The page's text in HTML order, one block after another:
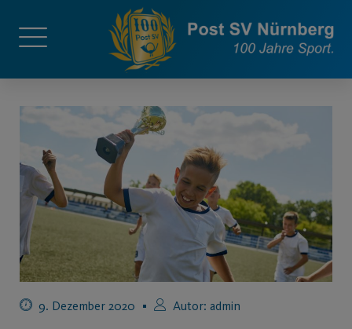
9. Dezember 2020 Autor: admin